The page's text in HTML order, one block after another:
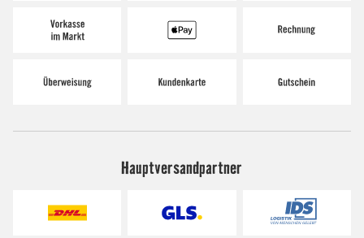
Hauptversandpartner